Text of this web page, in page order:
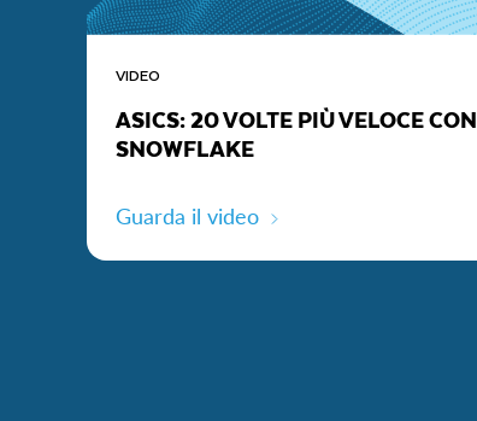
VIDEO
ASICS: 20 VOLTE PIÙ VELOCE CON
SNOWFLAKE
Guarda il video